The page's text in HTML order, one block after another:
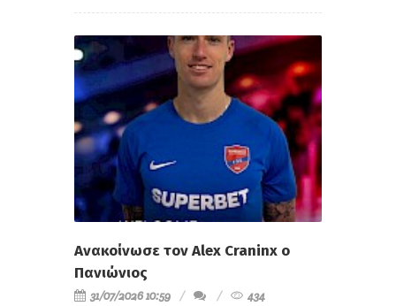
Ανακοίνωσε τον Alex Craninx ο
Πανιώνιος
31/07/2026 10:59 434